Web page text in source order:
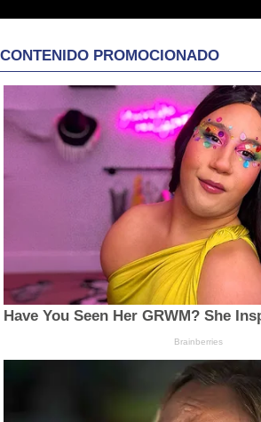
CONTENIDO PROMOCIONADO
Have You Seen Her GRWM? She
Brainberries